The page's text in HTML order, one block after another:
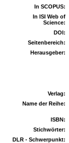
In SCOPUS:
In ISI Web of
Science:
DOI:
Seitenbereich:
Herausgeber:
Verlag:
Name der Reihe:
ISBN:
Stichwörter:
DLR - Schwerpunkt: